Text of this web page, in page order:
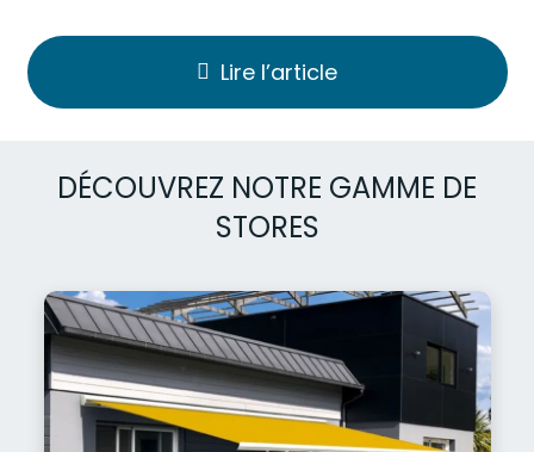
Lire l’article
DÉCOUVREZ NOTRE GAMME DE
STORES